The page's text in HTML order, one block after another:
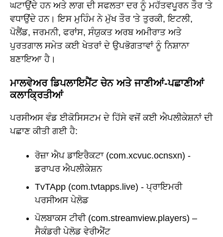
ਘਟਾਉਂਦੇ ਹਨ ਅਤੇ ਲਾਗ ਦੀ ਸਫਲਤਾ ਦਰ ਨੂੰ ਮਹੱਤਵਪੂਰਨ ਤੌਰ 'ਤੇ
ਵਧਾਉਂਦੇ ਹਨ। ਇਸ ਮੁਹਿੰਮ ਨੇ ਮੁੱਖ ਤੌਰ 'ਤੇ ਤੁਰਕੀ, ਇਟਲੀ,
ਪੋਲੈਂਡ, ਜਰਮਨੀ, ਫਰਾਂਸ, ਸੰਯੁਕਤ ਅਰਬ ਅਮੀਰਾਤ ਅਤੇ
ਪੁਰਤਗਾਲ ਸਮੇਤ ਕਈ ਖੇਤਰਾਂ ਦੇ ਉਪਭੋਗਤਾਵਾਂ ਨੂੰ ਨਿਸ਼ਾਨਾ
ਬਣਾਇਆ ਹੈ।
ਮਾਲਵੇਅਰ ਡਿਪਲਾਇਮੈਂਟ ਚੇਨ ਅਤੇ ਜਾਣੀਆਂ-ਪਛਾਣੀਆਂ
ਕਲਾਕ੍ਰਿਤੀਆਂ
ਪਰਸੀਅਸ ਵੰਡ ਈਕੋਸਿਸਟਮ ਦੇ ਹਿੱਸੇ ਵਜੋਂ ਕਈ ਐਪਲੀਕੇਸ਼ਨਾਂ ਦੀ
ਪਛਾਣ ਕੀਤੀ ਗਈ ਹੈ:
ਰੋਜ਼ਾ ਐਪ ਡਾਇਰੈਕਟਾ (com.xcvuc.ocnsxn) -
ਡਰਾਪਰ ਐਪਲੀਕੇਸ਼ਨ
TvTApp (com.tvtapps.live) - ਪ੍ਰਾਇਮਰੀ
ਪਰਸੀਅਸ ਪੇਲੋਡ
ਪੋਲਬਾਕਸ ਟੀਵੀ (com.streamview.players) –
ਸੈਕੰਡਰੀ ਪੇਲੋਡ ਵੇਰੀਐਂਟ